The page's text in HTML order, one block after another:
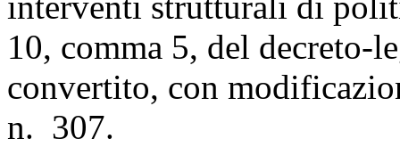
10, comma 5, del decreto-
convertito, con
n. 307.